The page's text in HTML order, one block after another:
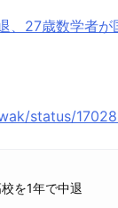
、27歳数学者
status/
を1年で中退